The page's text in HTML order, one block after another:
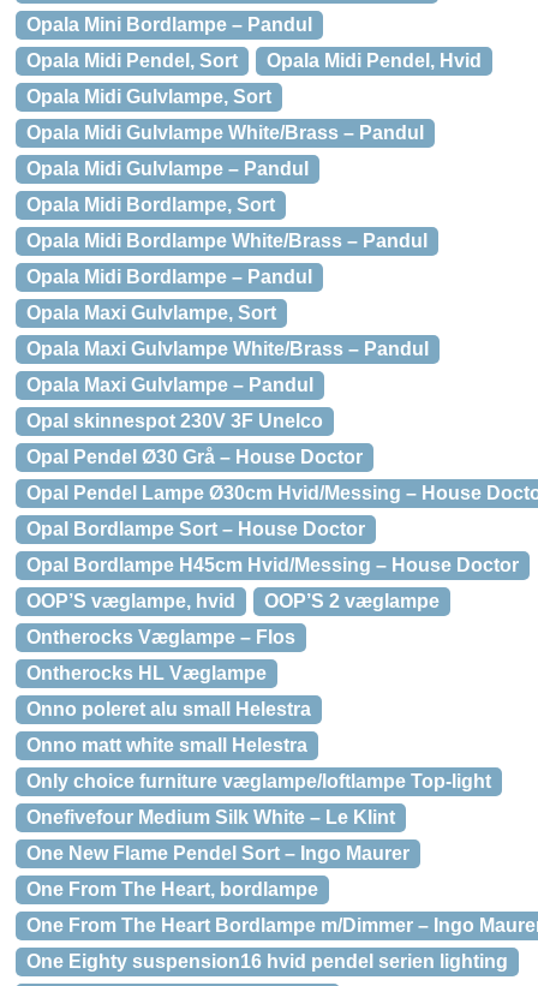
Opala Mini Bordlampe – Pandul
Opala Midi Pendel, Sort
Opala Midi Pendel, Hvid
Opala Midi Gulvlampe, Sort
Opala Midi Gulvlampe White/Brass – Pandul
Opala Midi Gulvlampe – Pandul
Opala Midi Bordlampe, Sort
Opala Midi Bordlampe White/Brass – Pandul
Opala Midi Bordlampe – Pandul
Opala Maxi Gulvlampe, Sort
Opala Maxi Gulvlampe White/Brass – Pandul
Opala Maxi Gulvlampe – Pandul
Opal skinnespot 230V 3F Unelco
Opal Pendel Ø30 Grå – House Doctor
Opal Pendel Lampe Ø30cm Hvid/Messing – House
Opal Bordlampe Sort – House Doctor
Opal Bordlampe H45cm Hvid/Messing – House Doctor
OOP’S væglampe, hvid
OOP’S 2 væglampe
Ontherocks Væglampe – Flos
Ontherocks HL Væglampe
Onno poleret alu small Helestra
Onno matt white small Helestra
Only choice furniture væglampe/loftlampe Top-light
Onefivefour Medium Silk White – Le Klint
One New Flame Pendel Sort – Ingo Maurer
One From The Heart, bordlampe
One From The Heart Bordlampe m/Dimmer – Ingo
One Eighty suspension16 hvid pendel serien lighting